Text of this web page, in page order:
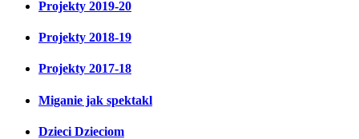
Projekty 2019-20
Projekty 2018-19
Projekty 2017-18
Miganie jak spektakl
Dzieci Dzieciom